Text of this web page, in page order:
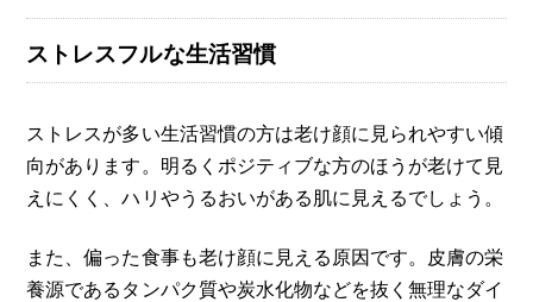
ストレスフルな生活習慣
ストレスが多い生活習慣の方は老け顔に見られやすい傾
向があります。明るくポジティブな方のほうが老けて見
えにくく、ハリやうるおいがある肌に見えるでしょう。
また、偏った食事も老け顔に見える原因です。皮膚の栄
養源であるタンパク質や炭水化物などを抜く無理なダイ